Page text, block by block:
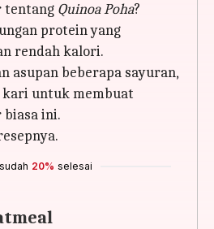
tentang Quinoa Poha?
protein yang
rendah kalori.
asupan beberapa sayuran,
untuk membuat
biasa ini.
20% selesai